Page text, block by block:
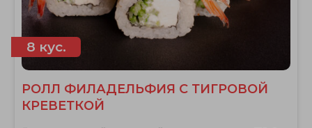
8 кус.
РОЛЛ ФИЛАДЕЛЬФИЯ С ТИГРОВОЙ
КРЕВЕТКОЙ